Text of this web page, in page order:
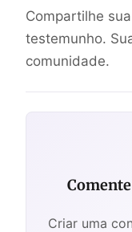
Compartilhe
testemunho.
comunidade.
Criar uma